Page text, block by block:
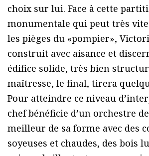
choix sur lui. Face à cette
monumentale qui peut très
les pièges du «pompier»,
construit avec aisance et
édifice solide, très bien
maîtresse, le final, tirera
Pour atteindre ce niveau
chef bénéficie d’un orchestre
meilleur de sa forme avec des
soyeuses et chaudes, des bois